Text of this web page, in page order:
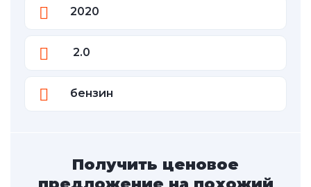
2020
2.0
бензин
Получить ценовое